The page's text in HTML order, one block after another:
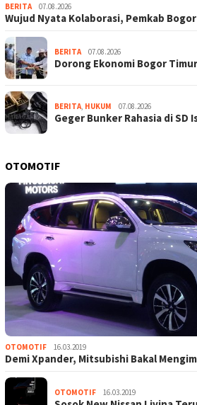
BERITA 07.08.2026
Wujud Nyata Kolaborasi, Pemkab
BERITA 07.08.2026
Dorong Ekonomi Bogor
BERITA, HUKUM 07.08.2026
Geger Bunker Rahasia di SD
OTOMOTIF
OTOMOTIF 16.03.2019
Demi Xpander, Mitsubishi Bakal
OTOMOTIF 16.03.2019